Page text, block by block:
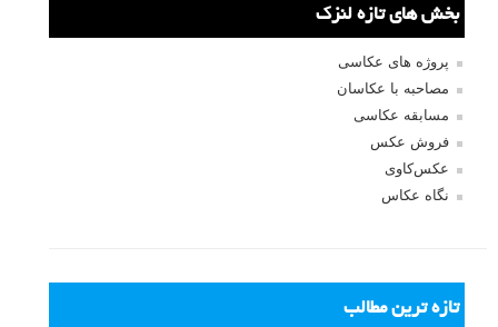
بخش های تازه لنزک
پروژه های عکاسی
مصاحبه با عکاسان
مسابقه عکاسی
فروش عکس
عکس‌کاوی
نگاه عکاس
تازه ترین مطالب